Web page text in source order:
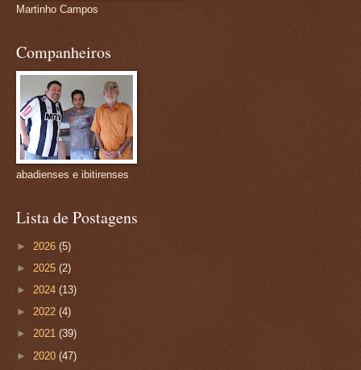
Martinho Campos
Companheiros
abadienses e ibitirenses
Lista de Postagens
► 2026 (5)
► 2025 (2)
► 2024 (13)
► 2022 (4)
► 2021 (39)
► 2020 (47)